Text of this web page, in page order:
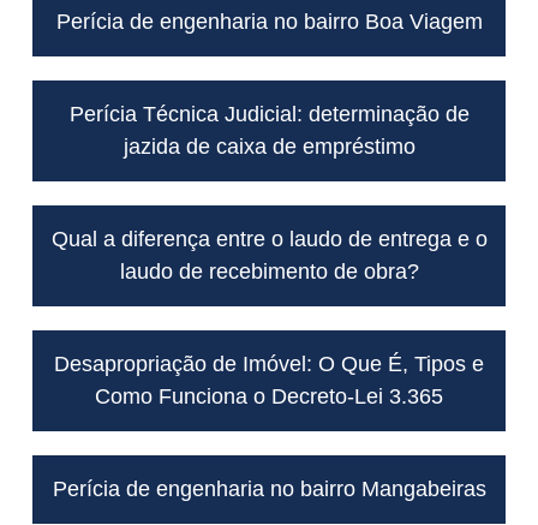
Perícia de engenharia no bairro Boa Viagem
Perícia Técnica Judicial: determinação de
jazida de caixa de empréstimo
Qual a diferença entre o laudo de entrega e o
laudo de recebimento de obra?
Desapropriação de Imóvel: O Que É, Tipos e
Como Funciona o Decreto-Lei 3.365
Perícia de engenharia no bairro Mangabeiras